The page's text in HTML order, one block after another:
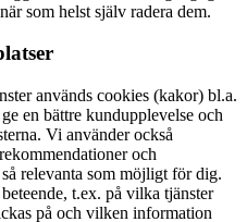
som helst själv radera dem.
används cookies (kakor) bl.a.
en bättre kundupplevelse och
Vi använder också
och
relevanta som möjligt för dig.
t.ex. på vilka tjänster
på och vilken information